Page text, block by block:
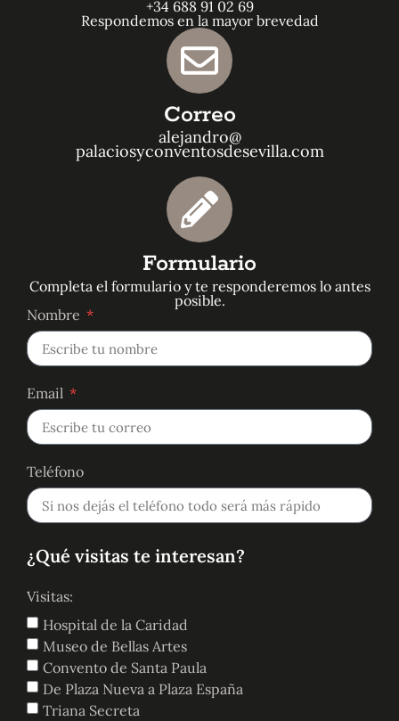
+34 688 91 02 69
Respondemos en la mayor brevedad
Correo
alejandro@
palaciosyconventosdesevilla.com
Formulario
Completa el formulario y te responderemos lo antes
posible.
Nombre
Email
Teléfono
¿Qué visitas te interesan?
Visitas:
Hospital de la Caridad
Museo de Bellas Artes
Convento de Santa Paula
De Plaza Nueva a Plaza España
Triana Secreta